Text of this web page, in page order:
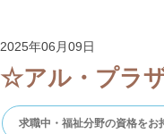
2025年06月09日
☆アル・プラ
求職中・福祉分野の資格をお